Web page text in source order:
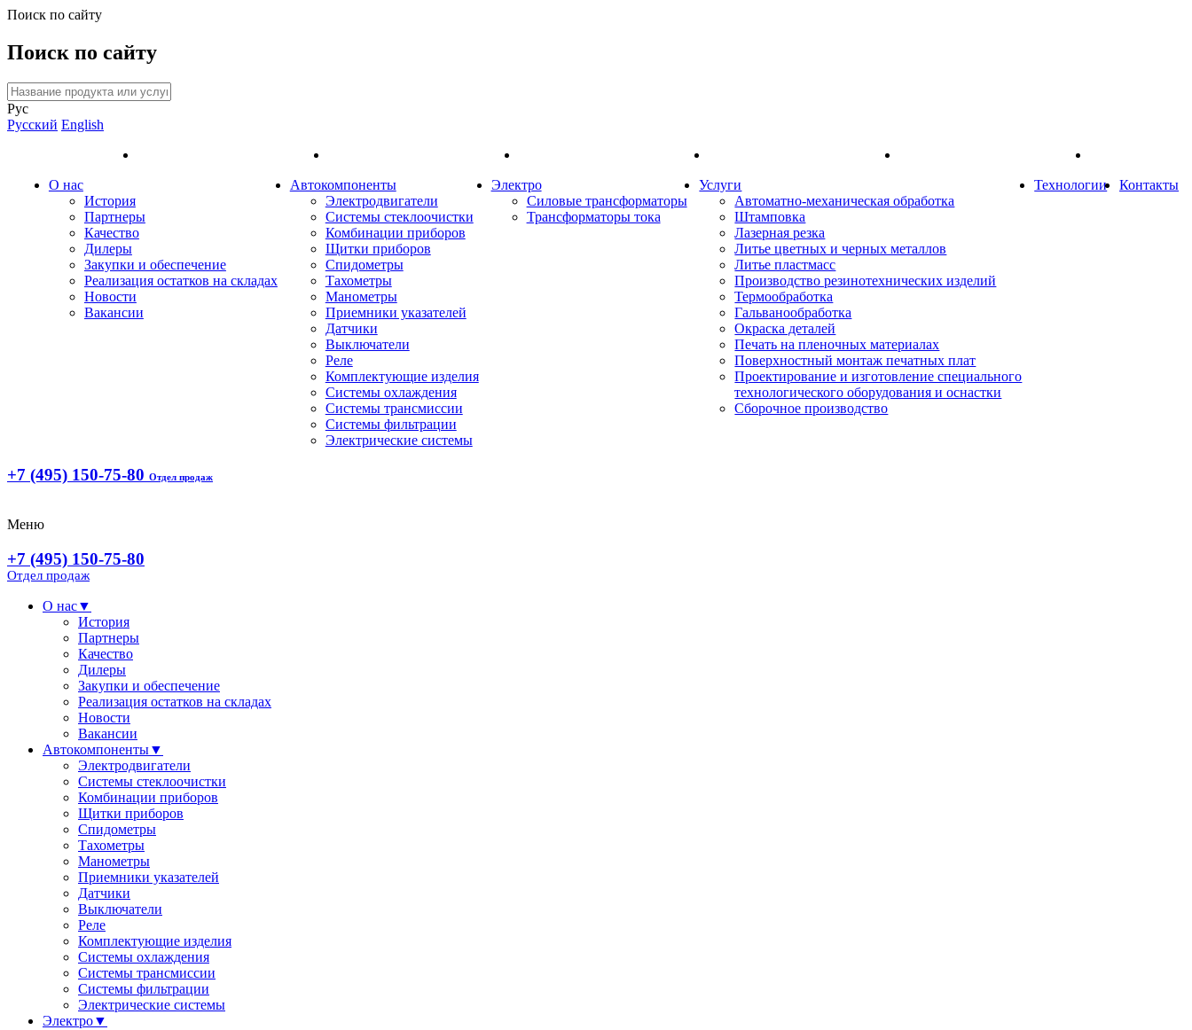
Поиск по сайту
Поиск по сайту
Рус
Русский English
О нас
История
Партнеры
Качество
Дилеры
Закупки и обеспечение
Реализация остатков на складах
Новости
Вакансии
Автокомпоненты
Электродвигатели
Системы стеклоочистки
Комбинации приборов
Щитки приборов
Спидометры
Тахометры
Манометры
Приемники указателей
Датчики
Выключатели
Реле
Комплектующие изделия
Системы охлаждения
Системы трансмиссии
Системы фильтрации
Электрические системы
Электро
Силовые трансформаторы
Трансформаторы тока
Услуги
Автоматно-механическая обработка
Штамповка
Лазерная резка
Литье цветных и черных металлов
Литье пластмасс
Производство резинотехнических изделий
Термообработка
Гальванообработка
Окраска деталей
Печать на пленочных материалах
Поверхностный монтаж печатных плат
Проектирование и изготовление специального
технологического оборудования и оснастки
Сборочное производство
Технологии Контакты
+7 (495) 150-75-80 Отдел продаж
Меню
+7 (495) 150-75-80
Отдел продаж
О нас▼
История
Партнеры
Качество
Дилеры
Закупки и обеспечение
Реализация остатков на складах
Новости
Вакансии
Автокомпоненты▼
Электродвигатели
Системы стеклоочистки
Комбинации приборов
Щитки приборов
Спидометры
Тахометры
Манометры
Приемники указателей
Датчики
Выключатели
Реле
Комплектующие изделия
Системы охлаждения
Системы трансмиссии
Системы фильтрации
Электрические системы
Электро▼